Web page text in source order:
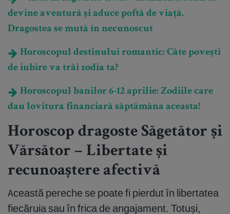
devine aventură și aduce poftă de viață.
Dragostea se mută în necunoscut
Horoscopul destinului romantic: Câte povești
de iubire va trăi zodia ta?
Horoscopul banilor 6-12 aprilie: Zodiile care
dau lovitura financiară săptămâna aceasta!
Horoscop dragoste Săgetător și
Vărsător – Libertate și
recunoaștere afectivă
Această pereche se poate fi pierdut în libertatea
fiecăruia sau în frica de angajament. Totuși,